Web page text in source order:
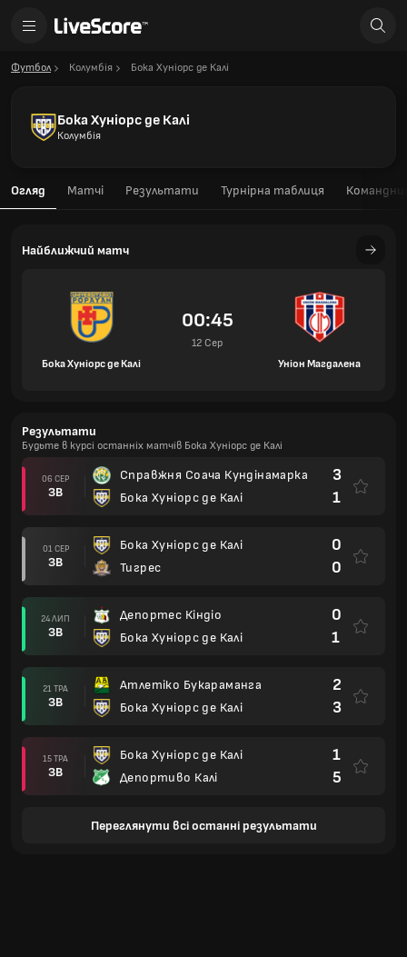
Футбол Колумбія Бока Хуніорс де Калі
Бока Хуніорс де Калі
Колумбія
Огляд Матчі Результати Турнірна таблиця
Найближчий матч
Бока Хуніорс де Калі
00:45
12 Сер
Уніон Магдалена
Результати
Будьте в курсі останніх матчів Бока Хуніорс де Калі
06 СЕР
ЗВ
Справжня Соача Кундінамарка
Бока Хуніорс де Калі
3
1
01 СЕР
ЗВ
Бока Хуніорс де Калі
Тигрес
0
0
24 ЛИП
ЗВ
Депортес Кіндіо
Бока Хуніорс де Калі
0
1
21 ТРА
ЗВ
Атлетіко Букараманга
Бока Хуніорс де Калі
2
3
15 ТРА
ЗВ
Бока Хуніорс де Калі
Депортиво Калі
1
5
Переглянути всі останні результати